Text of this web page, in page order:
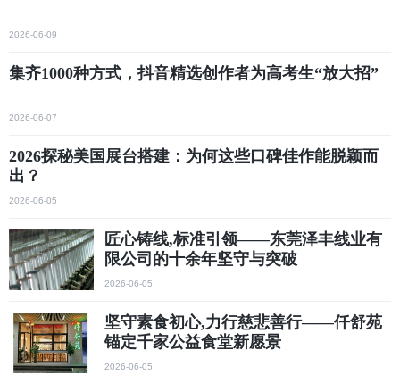
2026-06-09
集齐1000种方式，抖音精选创作者为高考生“放大招”
2026-06-07
2026探秘美国展台搭建：为何这些口碑佳作能脱颖而
出？
2026-06-05
匠心铸线,标准引领——东莞泽丰线业有
限公司的十余年坚守与突破
2026-06-05
坚守素食初心,力行慈悲善行——仟舒苑
锚定千家公益食堂新愿景
2026-06-05